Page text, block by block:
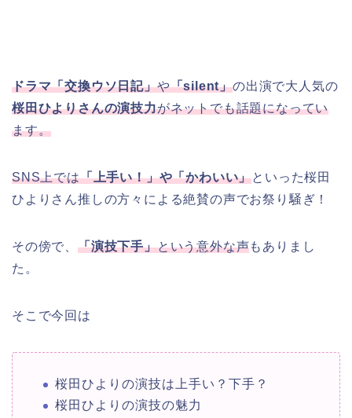
ドラマ「交換ウソ日記」や「silent」の出演で大人気の
桜田ひよりさんの演技力がネットでも話題になってい
ます。
SNS上では「上手い！」や「かわいい」といった桜田
ひよりさん推しの方々による絶賛の声でお祭り騒ぎ！
その傍で、 「演技下手」という意外な声もありまし
た。
そこで今回は
桜田ひよりの演技は上手い？下手？
桜田ひよりの演技の魅力